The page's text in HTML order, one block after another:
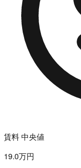
賃料 中央値
19.0万円